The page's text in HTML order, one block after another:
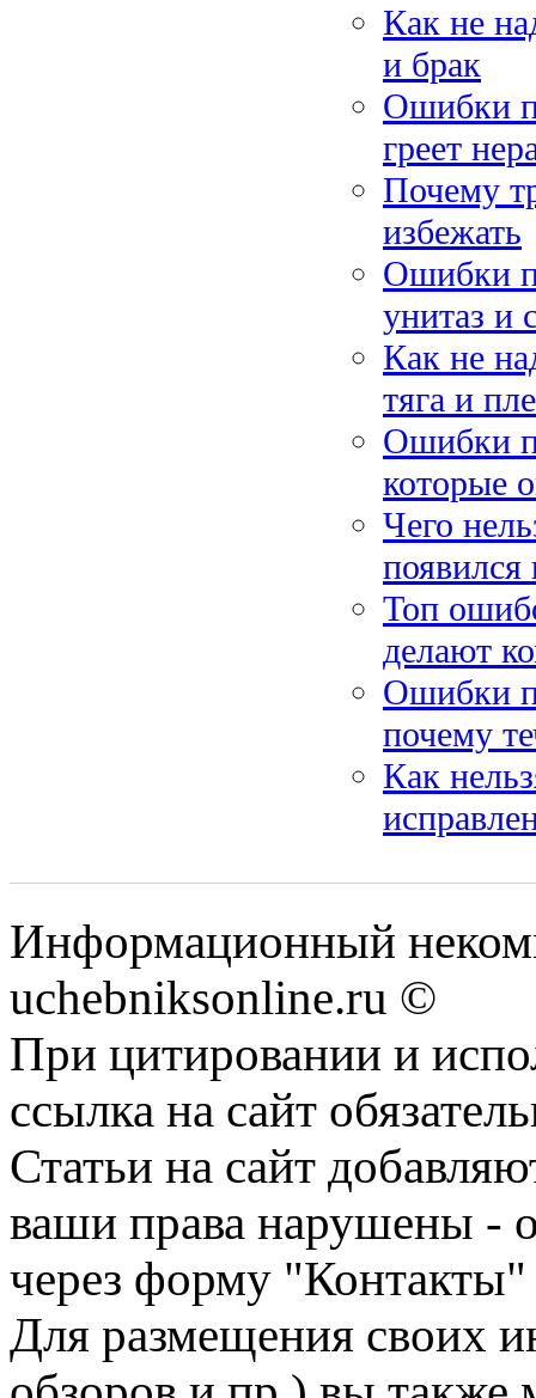
Как не
и брак
Ошибки
греет
Почему
избежать
Ошибки
унитаз и
Как не
тяга и
Ошибки
которые
Чего
появился
Топ
делают
Ошибки
почему
Как
Информационный
uchebniksonline.ru ©
При цитировании и
ссылка на сайт
Статьи на сайт
ваши права нарушены -
через форму "Контакты"
Для размещения своих